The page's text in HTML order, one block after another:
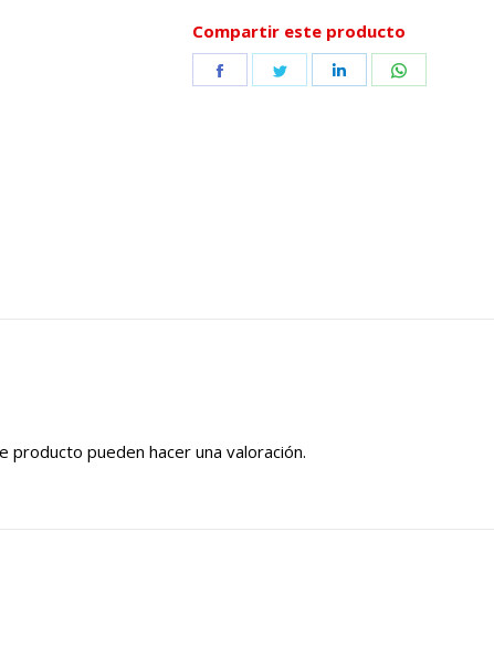
Compartir este producto
Share
Share
Share
pueden hacer una valoración.